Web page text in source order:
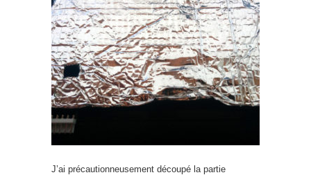
J’ai précautionneusement découpé la partie